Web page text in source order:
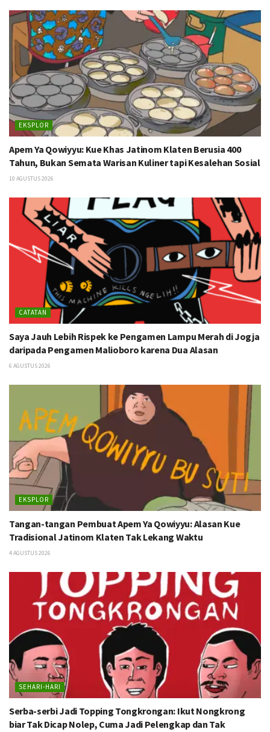
EKSPLOR
Apem Ya Qowiyyu: Kue Khas Jatinom Klaten Berusia 400
Tahun, Bukan Semata Warisan Kuliner tapi Kesalehan Sosial
10 AGUSTUS 2026
CATATAN
Saya Jauh Lebih Rispek ke Pengamen Lampu Merah di Jogja
daripada Pengamen Malioboro karena Dua Alasan
6 AGUSTUS 2026
EKSPLOR
Tangan-tangan Pembuat Apem Ya Qowiyyu: Alasan Kue
Tradisional Jatinom Klaten Tak Lekang Waktu
4 AGUSTUS 2026
SEHARI-HARI
Serba-serbi Jadi Topping Tongkrongan: Ikut Nongkrong
biar Tak Dicap Nolep, Cuma Jadi Pelengkap dan Tak